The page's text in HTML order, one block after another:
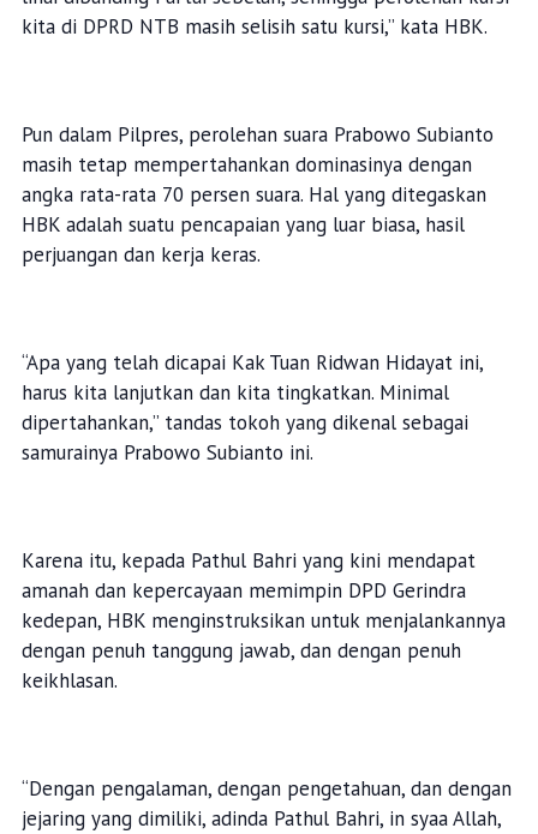
kita di DPRD NTB masih selisih satu kursi,” kata HBK.
Pun dalam Pilpres, perolehan suara Prabowo Subianto
masih tetap mempertahankan dominasinya dengan
angka rata-rata 70 persen suara. Hal yang ditegaskan
HBK adalah suatu pencapaian yang luar biasa, hasil
perjuangan dan kerja keras.
“Apa yang telah dicapai Kak Tuan Ridwan Hidayat ini,
harus kita lanjutkan dan kita tingkatkan. Minimal
dipertahankan,” tandas tokoh yang dikenal sebagai
samurainya Prabowo Subianto ini.
Karena itu, kepada Pathul Bahri yang kini mendapat
amanah dan kepercayaan memimpin DPD Gerindra
kedepan, HBK menginstruksikan untuk menjalankannya
dengan penuh tanggung jawab, dan dengan penuh
keikhlasan.
“Dengan pengalaman, dengan pengetahuan, dan dengan
jejaring yang dimiliki, adinda Pathul Bahri, in syaa Allah,